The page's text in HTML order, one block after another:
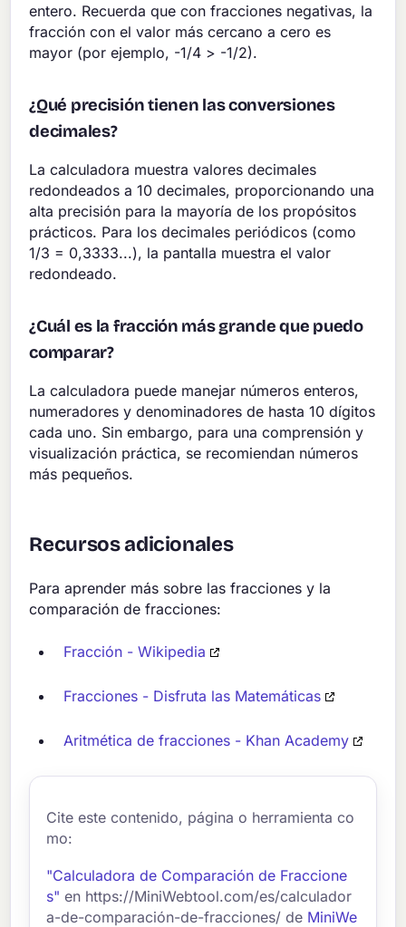
entero. Recuerda que con fracciones negativas, la
fracción con el valor más cercano a cero es
mayor (por ejemplo, -1/4 > -1/2).
¿Qué precisión tienen las conversiones
decimales?
La calculadora muestra valores decimales
redondeados a 10 decimales, proporcionando una
alta precisión para la mayoría de los propósitos
prácticos. Para los decimales periódicos (como
1/3 = 0,3333...), la pantalla muestra el valor
redondeado.
¿Cuál es la fracción más grande que puedo
comparar?
La calculadora puede manejar números enteros,
numeradores y denominadores de hasta 10 dígitos
cada uno. Sin embargo, para una comprensión y
visualización práctica, se recomiendan números
más pequeños.
Recursos adicionales
Para aprender más sobre las fracciones y la
comparación de fracciones:
Fracción - Wikipedia
Fracciones - Disfruta las Matemáticas
Aritmética de fracciones - Khan Academy
Cite este contenido, página o herramienta co
mo:
"Calculadora de Comparación de Fraccione
s" en https://MiniWebtool.com/es/calculador
a-de-comparación-de-fracciones/ de MiniWe